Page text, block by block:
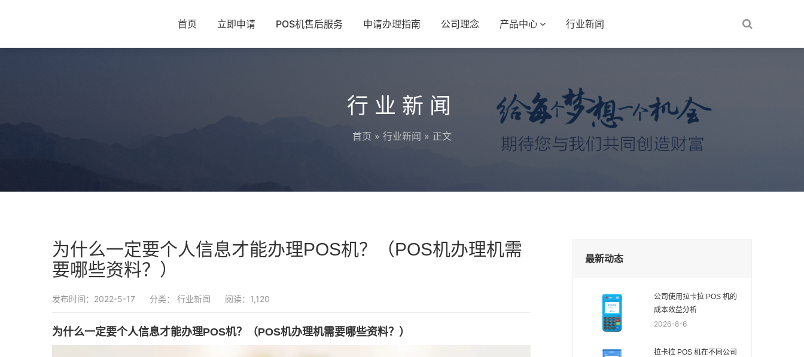
首页 立即申请 POS机售后服务 申请办理指南 公司理念 产品中心 行业新闻
行业新闻
首页 » 行业新闻 » 正文
为什么一定要个人信息才能办理POS机？（POS机办理机需
要哪些资料？）
发布时间：2022-5-17 分类： 行业新闻 阅读：1,120
为什么一定要个人信息才能办理POS机？（POS机办理机需要哪些资料？）
最新动态
公司使用拉卡拉 POS 机的
成本效益分析
2026-8-6
拉卡拉 POS 机在不同公司